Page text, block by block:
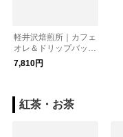
軽井沢焙煎所｜カフェ
オレ＆ドリップバッグ
ギフト
7,810円
紅茶・お茶